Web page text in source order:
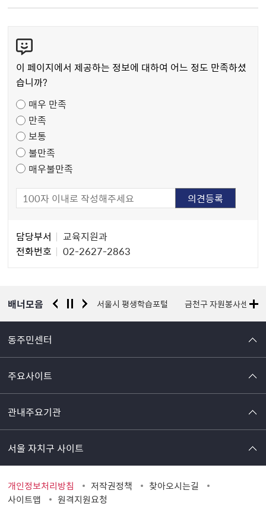
텐
츠
만
도
조
사
이 페이지에서 제공하는 정보에 대하여 어느 정도 만족하셨
습니까?
매우 만족
만족
보통
불만족
매우불만족
자
담당부서
교육지원과
전화번호
02-2627-2863
배너모음
경찰청 유실물 통합포털 서울시 평생학습포털 금천구 자원봉사센터
동주민센터
주요사이트
관내주요기관
서울 자치구 사이트
개인정보처리방침 저작권정책
찾아오시는길
사이트맵
원격지원요청